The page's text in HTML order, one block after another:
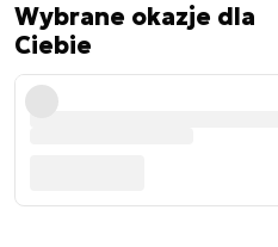
Wybrane okazje dla
Ciebie